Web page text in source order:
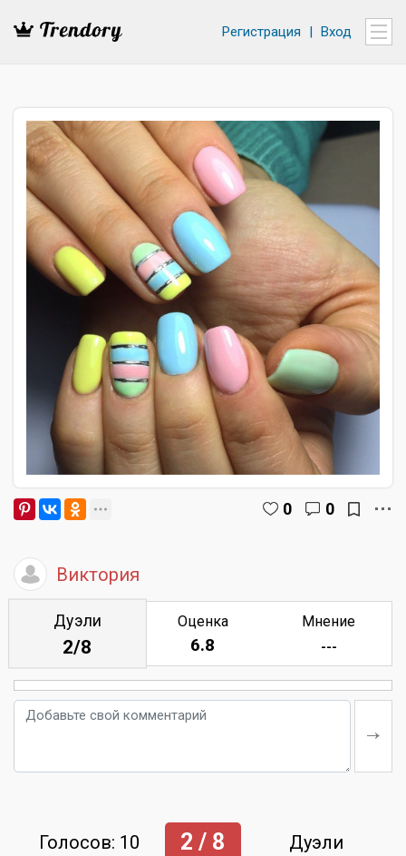
Регистрация | Вход
0 0
Виктория
Дуэли
2/8
Оценка
6.8
Мнение
---
Голосов: 10 2 / 8 Дуэли